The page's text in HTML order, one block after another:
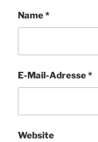
Name*
E-Mail-Adresse*
Website